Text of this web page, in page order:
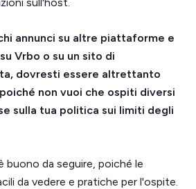
annunci su altre piattaforme e
Vrbo o su un sito di
dovresti essere altrettanto
non vuoi che ospiti diversi
sulla tua politica sui limiti degli
buono da seguire, poiché le
da vedere e pratiche per l'ospite.